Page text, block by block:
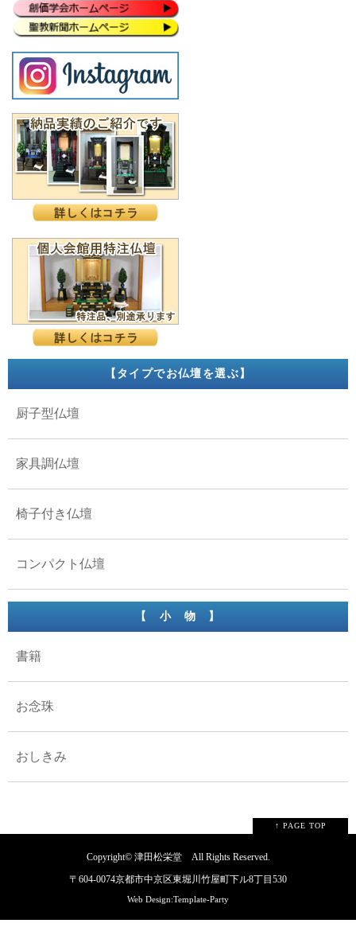
【タイプでお仏壇を選ぶ】
厨子型仏壇
家具調仏壇
椅子付き仏壇
コンパクト仏壇
【 小 物 】
書籍
お念珠
おしきみ
↑ PAGE TOP
Copyright© 津田松栄堂All Rights Reserved.
〒604-0074京都市中京区東堀川竹屋町下ル8丁目530
Web Design:Template-Party